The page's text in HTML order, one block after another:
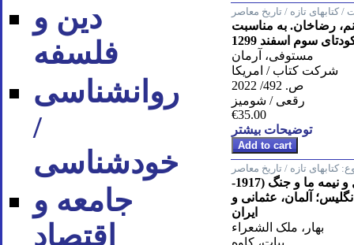
دین و
فلسفه
روان‪شناسی
/
خودشناسی
جامعه و
اقتصاد
کتابهای تازه / تاریخ معاصر
رضاخان. به مناسبت
سوم اسفند 1299
مستوفی، آرمان
شرکت کتاب / امریکا
ص. 492/ 2022
رقعی / شومیز
€35.00
توضیحات بیشتر
کتابهای تازه / تاریخ معاصر
تاریخچه سه سال و نیمه ما و جنگ (1917-
انگلیس؛ آلمان، عثمانی و
ایران
بهار، ملک الشعراء
بیات، کاوه